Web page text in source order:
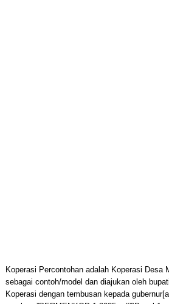
Koperasi Percontohan adalah Koperasi Desa
sebagai contoh/model dan diajukan oleh
Koperasi dengan tembusan kepada